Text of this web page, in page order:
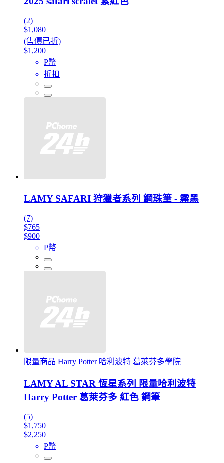
(2)
$1,080
(售價已折)
$1,200
P幣
折扣
LAMY SAFARI 狩獵者系列 鋼珠筆 - 霧黑
(7)
$765
$900
P幣
限量商品 Harry Potter 哈利波特 葛萊芬多學院
LAMY AL STAR 恆星系列 限量哈利波特
Harry Potter 葛萊芬多 紅色 鋼筆
(5)
$1,750
$2,250
P幣